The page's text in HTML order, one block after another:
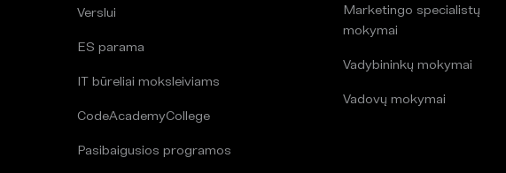
Verslui
ES parama
IT būreliai moksleiviams
CodeAcademyCollege
Pasibaigusios programos
Marketingo specialistų
mokymai
Vadybininkų mokymai
Vadovų mokymai